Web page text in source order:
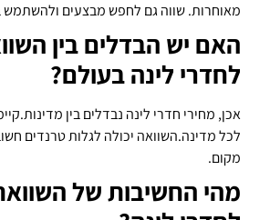
מאוחרות. שווה גם לחפש מבצעים ולהשתמש
האם יש הבדלים בין
לחדרי לינה בעולם?
אכן, מחירי חדרי לינה נבדלים בין
לכל מדינה.השוואה יכולה לגלות טרנדים
מקום.
מהי החשיבות של